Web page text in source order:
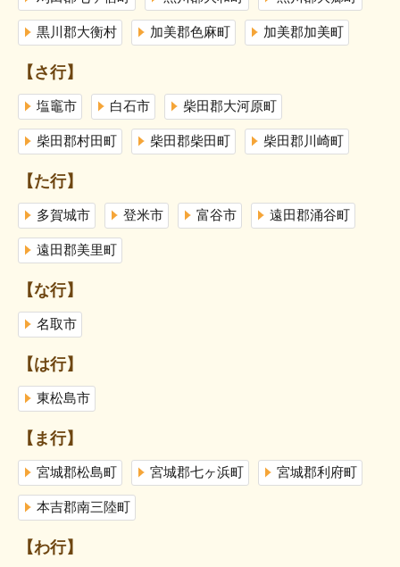
黒川郡大衡村 加美郡色麻町 加美郡加美町
【さ行】
塩竈市 白石市 柴田郡大河原町
柴田郡村田町 柴田郡柴田町 柴田郡川崎町
【た行】
多賀城市 登米市 富谷市 遠田郡涌谷町
遠田郡美里町
【な行】
名取市
【は行】
東松島市
【ま行】
宮城郡松島町 宮城郡七ヶ浜町 宮城郡利府町
本吉郡南三陸町
【わ行】